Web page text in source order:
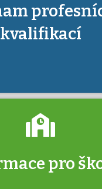
kvalifikací
pro
se přihlásit ke